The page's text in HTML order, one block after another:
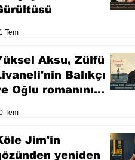
Tem
Aksu, Zülfü
Balıkçı
Oğlu romanını
Tem
Jim'in
yeniden